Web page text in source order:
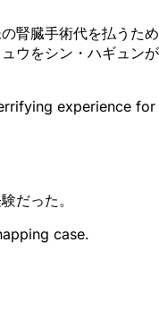
腎臓手術代を払うため
ウをシン・ハギュンが
experience for
だった。
case.